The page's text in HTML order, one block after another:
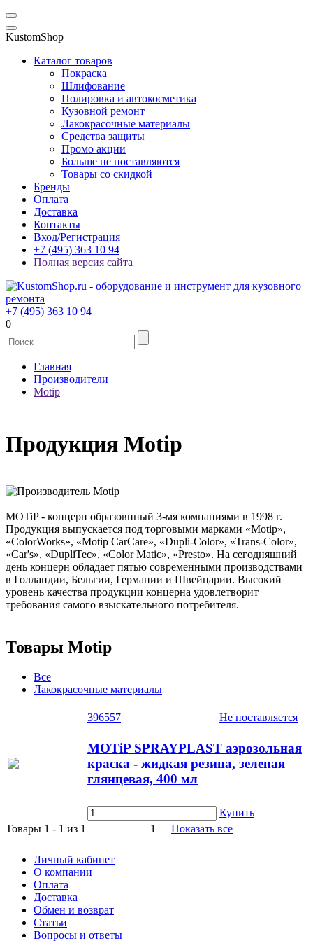
KustomShop
Каталог товаров
Покраска
Шлифование
Полировка и автокосметика
Кузовной ремонт
Лакокрасочные материалы
Средства защиты
Промо акции
Больше не поставляются
Товары со скидкой
Бренды
Оплата
Доставка
Контакты
Вход/Регистрация
+7 (495) 363 10 94
Полная версия сайта
+7 (495) 363 10 94
0
Главная
Производители
Motip
Продукция Motip
MOTiP - концерн образовнный 3-мя компаниями в 1998 г.
Продукция выпускается под торговыми марками «Motip»,
«ColorWorks», «Motip CarCare», «Dupli-Color», «Trans-Color»,
«Car's», «DupliTec», «Color Matic», «Presto». На сегодняшний
день концерн обладает пятью современными производствами
в Голландии, Бельгии, Германии и Швейцарии. Высокий
уровень качества продукции концерна удовлетворит
требования самого взыскательного потребителя.
Товары Motip
Все
Лакокрасочные материалы
396557 Не поставляется
MOTiP SPRAYPLAST аэрозольная
краска - жидкая резина, зеленая
глянцевая, 400 мл
Купить
Товары 1 - 1 из 1
1 Показать все
Личный кабинет
О компании
Оплата
Доставка
Обмен и возврат
Статьи
Вопросы и ответы